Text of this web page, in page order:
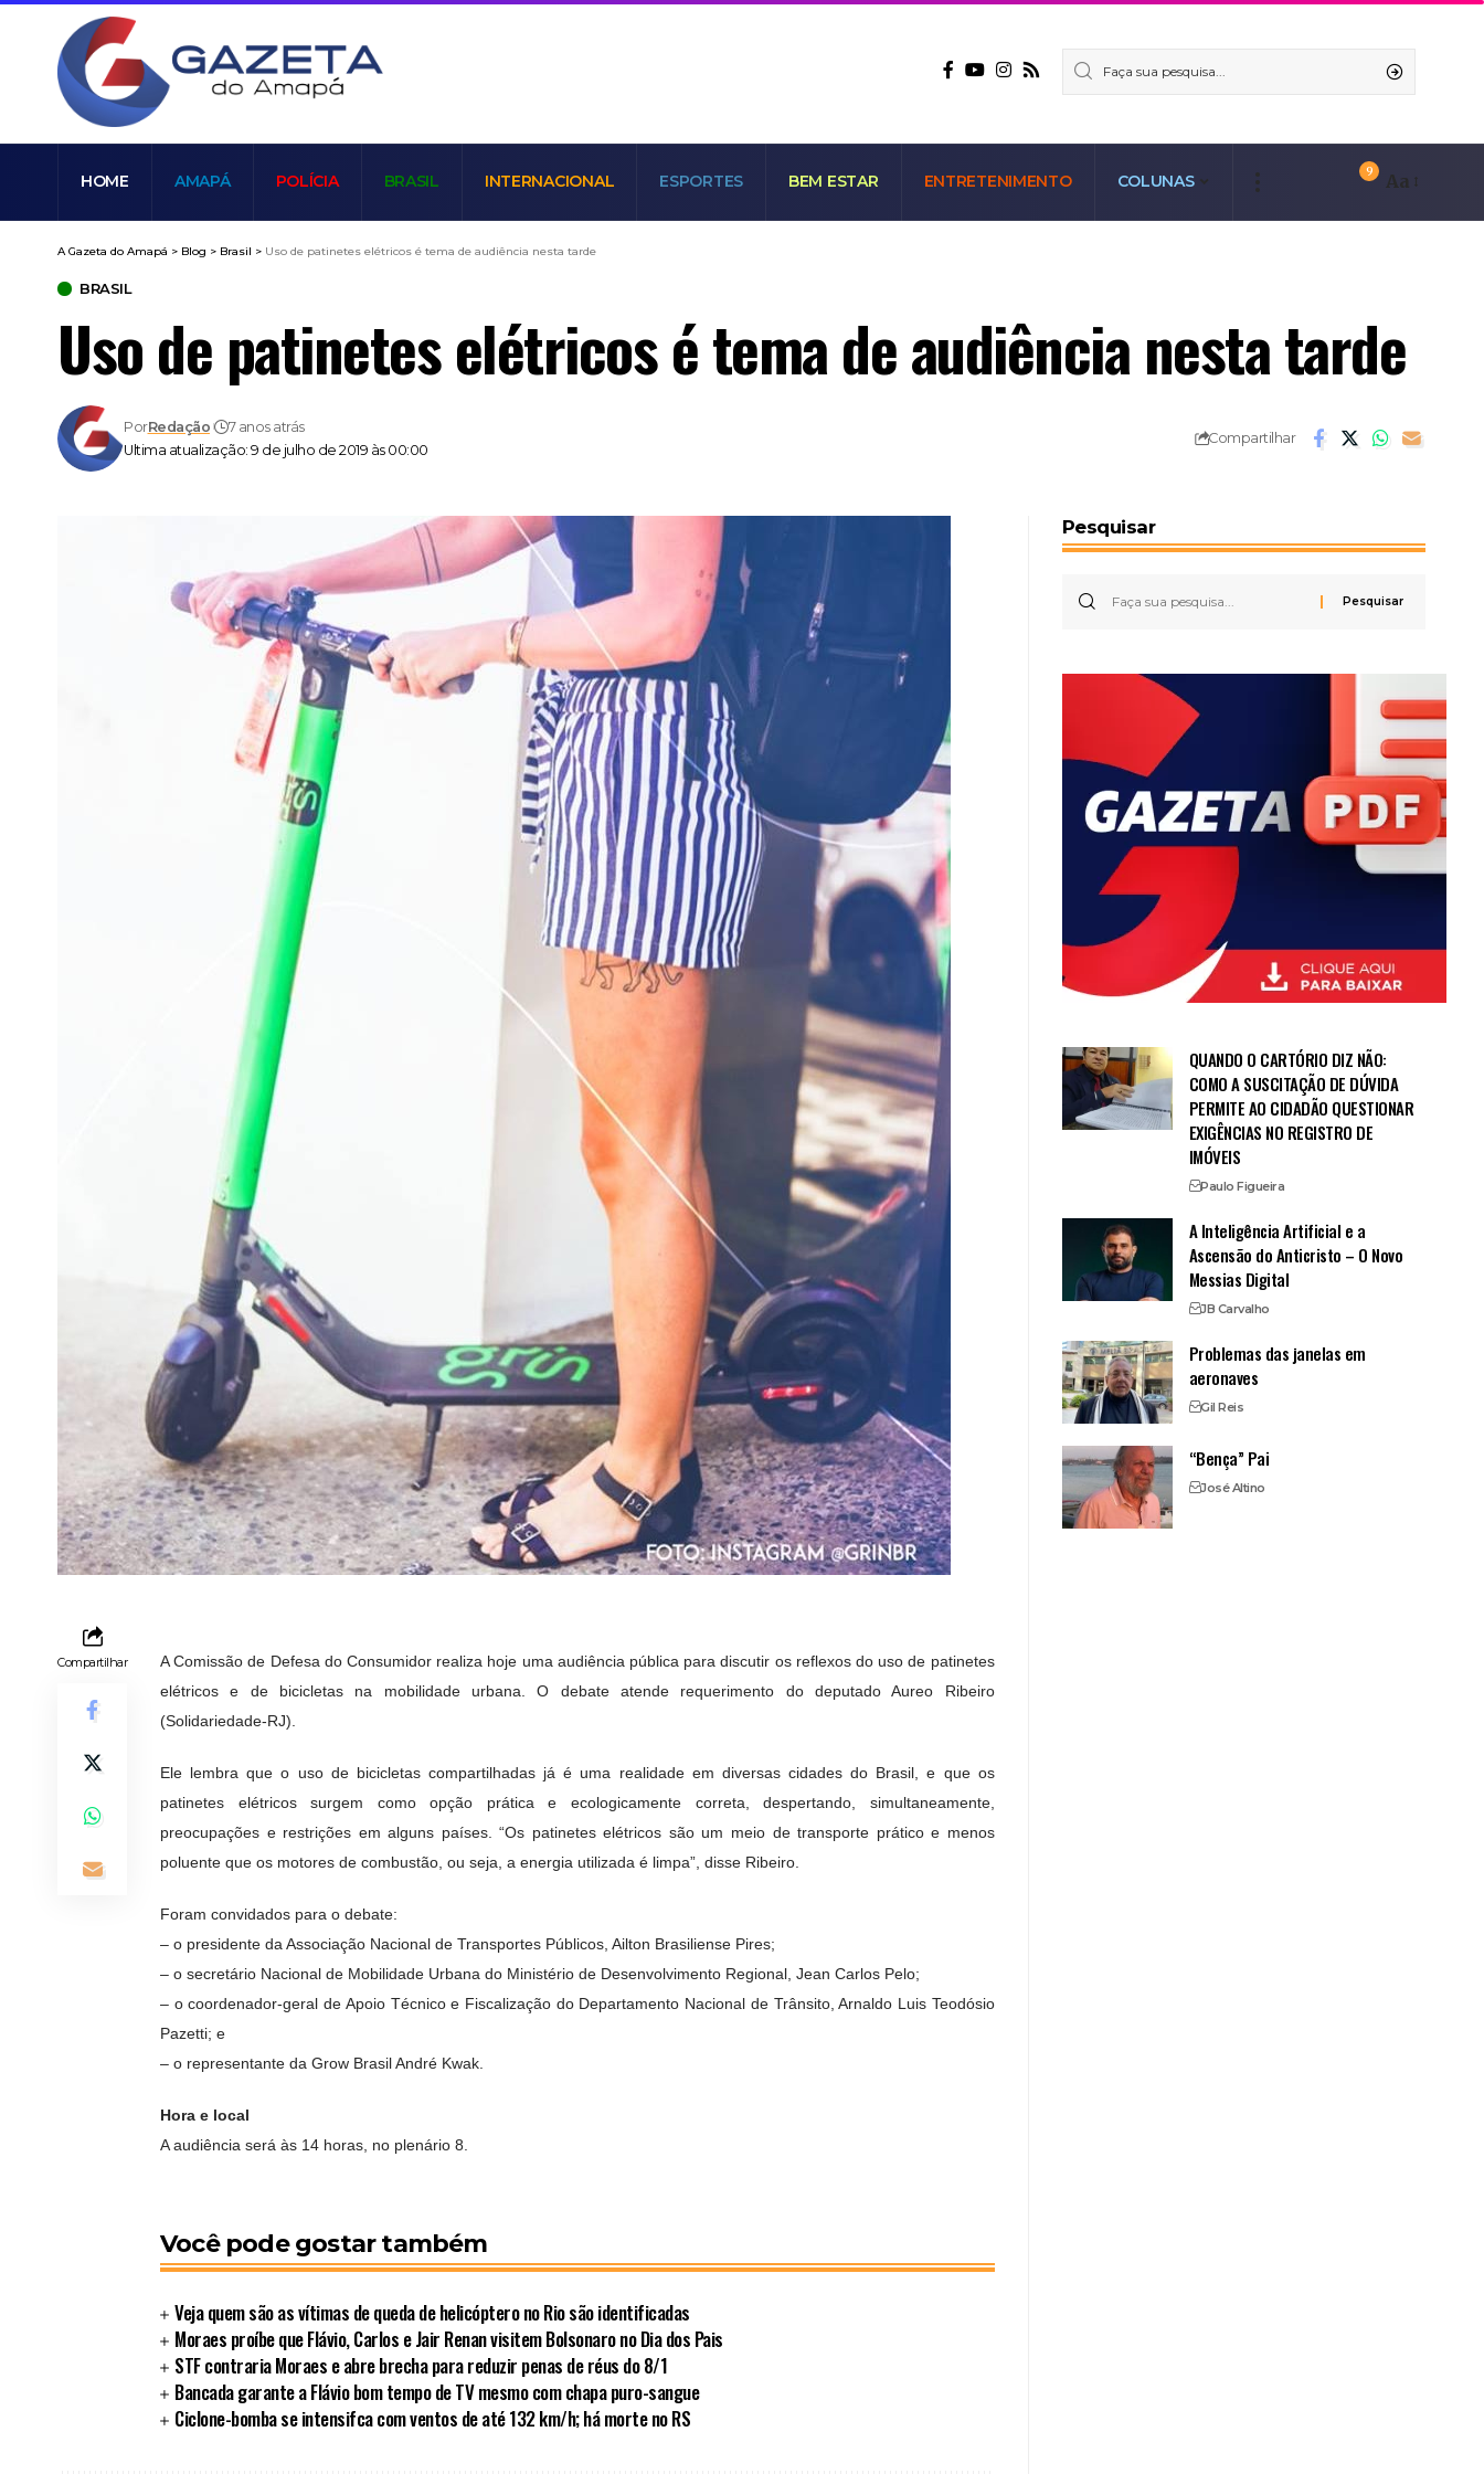
HOME AMAPÁ POLÍCIA BRASIL INTERNACIONAL ESPORTES BEM ESTAR ENTRETENIMENTO COLUNAS
9 Aa
A Gazeta do Amapá > Blog > Brasil > Uso de patinetes elétricos é tema de audiência nesta tarde
BRASIL
Uso de patinetes elétricos é tema de audiência nesta tarde
Ultima atualização: 9 de julho de 2019 às 00:00
PorRedação 7 anos atrás
Compartilhar
Compartilhar
A Comissão de Defesa do Consumidor realiza hoje uma audiência pública para discutir os reflexos do uso de patinetes
elétricos e de bicicletas na mobilidade urbana. O debate atende requerimento do deputado Aureo Ribeiro
(Solidariedade-RJ).
Ele lembra que o uso de bicicletas compartilhadas já é uma realidade em diversas cidades do Brasil, e que os
patinetes elétricos surgem como opção prática e ecologicamente correta, despertando, simultaneamente,
preocupações e restrições em alguns países. “Os patinetes elétricos são um meio de transporte prático e menos
poluente que os motores de combustão, ou seja, a energia utilizada é limpa”, disse Ribeiro.
Foram convidados para o debate:
– o presidente da Associação Nacional de Transportes Públicos, Ailton Brasiliense Pires;
– o secretário Nacional de Mobilidade Urbana do Ministério de Desenvolvimento Regional, Jean Carlos Pelo;
– o coordenador-geral de Apoio Técnico e Fiscalização do Departamento Nacional de Trânsito, Arnaldo Luis Teodósio
Pazetti; e
– o representante da Grow Brasil André Kwak.
Hora e local
A audiência será às 14 horas, no plenário 8.
Você pode gostar também
Veja quem são as vítimas de queda de helicóptero no Rio são identificadas
Moraes proíbe que Flávio, Carlos e Jair Renan visitem Bolsonaro no Dia dos Pais
STF contraria Moraes e abre brecha para reduzir penas de réus do 8/1
Bancada garante a Flávio bom tempo de TV mesmo com chapa puro-sangue
Ciclone-bomba se intensifca com ventos de até 132 km/h; há morte no RS
Pesquisar
QUANDO O CARTÓRIO DIZ NÃO:
COMO A SUSCITAÇÃO DE DÚVIDA
PERMITE AO CIDADÃO QUESTIONAR
EXIGÊNCIAS NO REGISTRO DE
IMÓVEIS
Paulo Figueira
A Inteligência Artificial e a
Ascensão do Anticristo – O Novo
Messias Digital
JB Carvalho
Problemas das janelas em
aeronaves
Gil Reis
“Bença” Pai
José Altino